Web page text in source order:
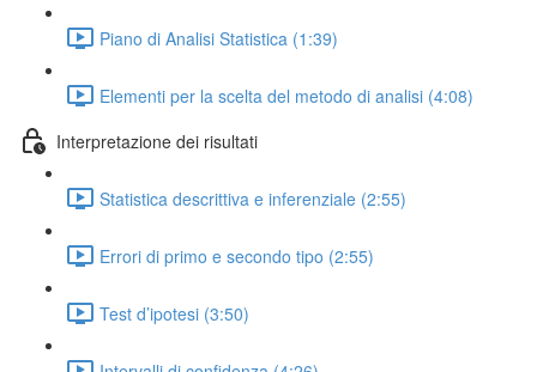
Piano di Analisi Statistica (1:39)
Elementi per la scelta del metodo di analisi (4:08)
Interpretazione dei risultati
Statistica descrittiva e inferenziale (2:55)
Errori di primo e secondo tipo (2:55)
Test d’ipotesi (3:50)